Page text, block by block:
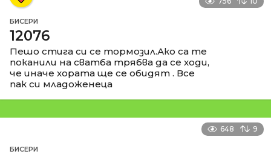
БИСЕРИ
12076
Пешо стига си се тормозил.Ако са те
поканили на сватба трябва да се ходи,
че иначе хората ще се обидят . Все
пак си младоженеца
648 9
БИСЕРИ